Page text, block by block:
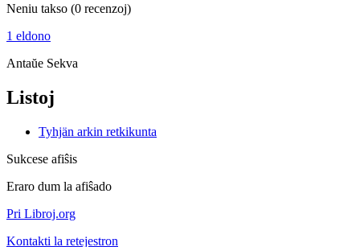
Neniu takso (0 recenzoj)
1 eldono
Antaŭe Sekva
Listoj
Tyhjän arkin retkikunta
Sukcese afiŝis
Eraro dum la afiŝado
Pri Libroj.org
Kontakti la retejestron